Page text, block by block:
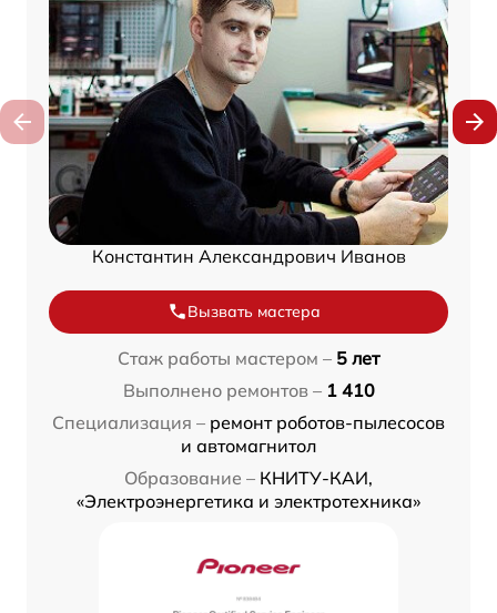
Константин Александрович Иванов
Вызвать мастера
Стаж работы мастером – 5 лет
Выполнено ремонтов – 1 410
Специализация – ремонт роботов-пылесосов
и автомагнитол
Образование – КНИТУ-КАИ,
«Электроэнергетика и электротехника»